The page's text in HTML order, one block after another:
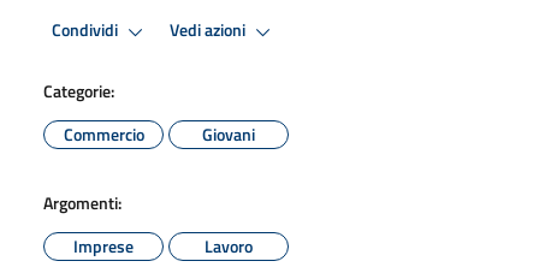
Condividi Vedi azioni
Categorie:
Commercio
Giovani
Argomenti:
Imprese
Lavoro